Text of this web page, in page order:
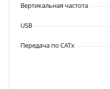
Вертикальная частота
USB
Передача по CATx